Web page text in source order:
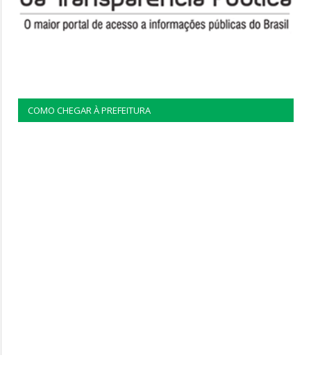
COMO CHEGAR À PREFEITURA